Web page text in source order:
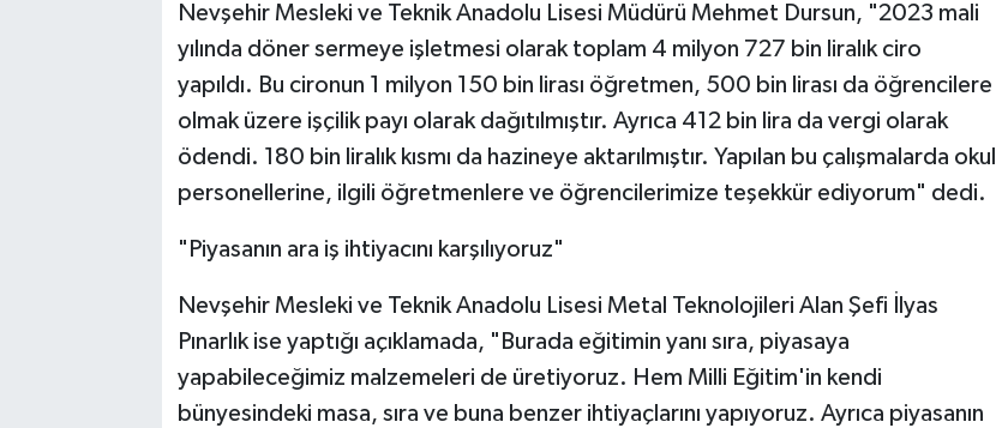
Nevşehir Mesleki ve Teknik Anadolu Lisesi Müdürü Mehmet Dursun, "2023 mali
yılında döner sermeye işletmesi olarak toplam 4 milyon 727 bin liralık ciro
yapıldı. Bu cironun 1 milyon 150 bin lirası öğretmen, 500 bin lirası da öğrencilere
olmak üzere işçilik payı olarak dağıtılmıştır. Ayrıca 412 bin lira da vergi olarak
ödendi. 180 bin liralık kısmı da hazineye aktarılmıştır. Yapılan bu çalışmalarda okul
personellerine, ilgili öğretmenlere ve öğrencilerimize teşekkür ediyorum" dedi.
"Piyasanın ara iş ihtiyacını karşılıyoruz"
Nevşehir Mesleki ve Teknik Anadolu Lisesi Metal Teknolojileri Alan Şefi İlyas
Pınarlık ise yaptığı açıklamada, "Burada eğitimin yanı sıra, piyasaya
yapabileceğimiz malzemeleri de üretiyoruz. Hem Milli Eğitim'in kendi
bünyesindeki masa, sıra ve buna benzer ihtiyaçlarını yapıyoruz. Ayrıca piyasanın